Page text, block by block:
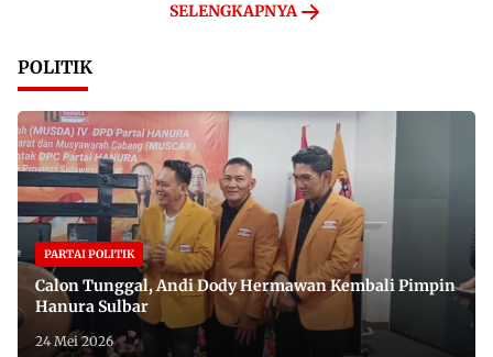
SELENGKAPNYA
POLITIK
PARTAI POLITIK
Calon Tunggal, Andi Dody Hermawan Kembali Pimpin
Hanura Sulbar
24 Mei 2026